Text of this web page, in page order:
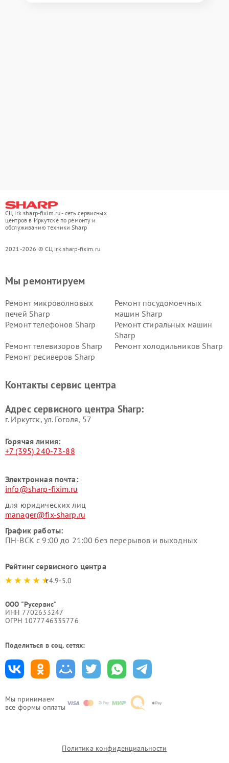
СЦ irk.sharp-fixim.ru - сеть сервисных
центров в Иркутске по ремонту и
обслуживанию техники Sharp
2021-2026 © СЦ irk.sharp-fixim.ru
Мы принимаем
все формы оплаты
Мы ремонтируем
Ремонт микроволновых
печей Sharp
Ремонт посудомоечных
машин Sharp
Ремонт телефонов Sharp
Ремонт стиральных машин
Sharp
Ремонт телевизоров Sharp
Ремонт холодильников Sharp
Ремонт ресиверов Sharp
Контакты сервис центра
Адрес сервисного центра Sharp:
г. Иркутск, ул. ​Гоголя, 57
Горячая линия:
+7 (395) 240-73-88
Электронная почта:
info@sharp-fixim.ru
для юридических лиц
manager@fix-sharp.ru
График работы:
ПН-ВСК с 9:00 до 21:00 без перерывов и выходных
Рейтинг сервисного центра
4.9-5.0
ООО "Русервис"
ИНН 7702633247
ОГРН 1077746335776
Поделиться в соц. сетях:
Политика конфиденциальности